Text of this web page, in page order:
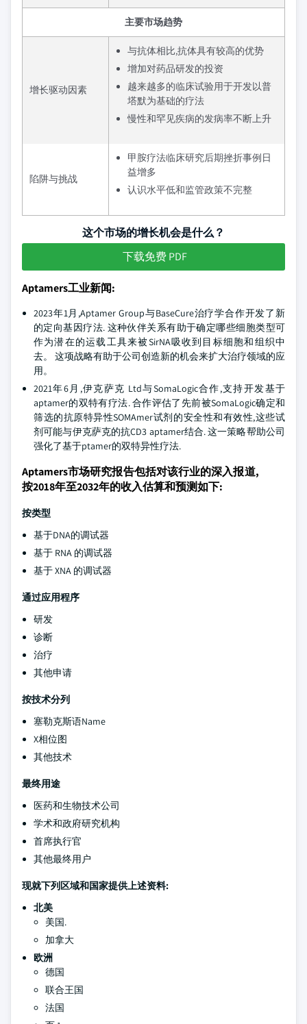
主要市场趋势
增长驱动因素
与抗体相比,抗体具有较高的优势
增加对药品研发的投资
越来越多的临床试验用于开发以普
塔默为基础的疗法
慢性和罕见疾病的发病率不断上升
陷阱与挑战
甲胺疗法临床研究后期挫折事例日
益增多
认识水平低和监管政策不完整
这个市场的增长机会是什么？
下载免费 PDF
Aptamers工业新闻:
2023年1月,Aptamer Group与BaseCure治疗学合作开发了新
的定向基因疗法. 这种伙伴关系有助于确定哪些细胞类型可
作为潜在的运载工具来被SirNA吸收到目标细胞和组织中
去。 这项战略有助于公司创造新的机会来扩大治疗领域的应
用。
2021年6月,伊克萨克 Ltd与SomaLogic合作,支持开发基于
aptamer的双特有疗法. 合作评估了先前被SomaLogic确定和
筛选的抗原特异性SOMAmer试剂的安全性和有效性,这些试
剂可能与伊克萨克的抗CD3 aptamer结合. 这一策略帮助公司
强化了基于ptamer的双特异性疗法.
Aptamers市场研究报告包括对该行业的深入报道,
按2018年至2032年的收入估算和预测如下:
按类型
基于DNA的调试器
基于 RNA 的调试器
基于 XNA 的调试器
通过应用程序
研发
诊断
治疗
其他申请
按技术分列
塞勒克斯语Name
X相位图
其他技术
最终用途
医药和生物技术公司
学术和政府研究机构
首席执行官
其他最终用户
现就下列区域和国家提供上述资料:
北美
美国.
加拿大
欧洲
德国
联合王国
法国